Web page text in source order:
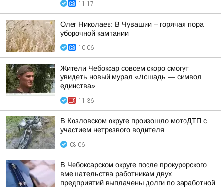
11:17
Олег Николаев: В Чувашии – горячая пора
уборочной кампании
10:06
Жители Чебоксар совсем скоро смогут
увидеть новый мурал «Лошадь — символ
единства»
11:36
В Козловском округе произошло мотоДТП с
участием нетрезвого водителя
08:06
В Чебоксарском округе после прокурорского
вмешательства работникам двух
предприятий выплачены долги по заработной